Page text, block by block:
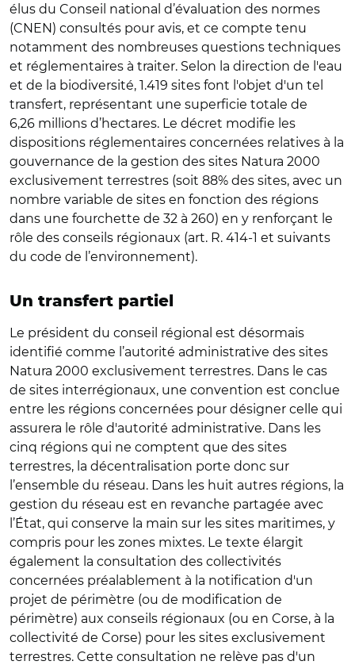
élus du Conseil national d’évaluation des normes
(CNEN) consultés pour avis, et ce compte tenu
notamment des nombreuses questions techniques
et réglementaires à traiter. Selon la direction de l'eau
et de la biodiversité, 1.419 sites font l'objet d'un tel
transfert, représentant une superficie totale de
6,26 millions d’hectares. Le décret modifie les
dispositions réglementaires concernées relatives à la
gouvernance de la gestion des sites Natura 2000
exclusivement terrestres (soit 88% des sites, avec un
nombre variable de sites en fonction des régions
dans une fourchette de 32 à 260) en y renforçant le
rôle des conseils régionaux (art. R. 414-1 et suivants
du code de l’environnement).
Un transfert partiel
Le président du conseil régional est désormais
identifié comme l’autorité administrative des sites
Natura 2000 exclusivement terrestres. Dans le cas
de sites interrégionaux, une convention est conclue
entre les régions concernées pour désigner celle qui
assurera le rôle d'autorité administrative. Dans les
cinq régions qui ne comptent que des sites
terrestres, la décentralisation porte donc sur
l’ensemble du réseau. Dans les huit autres régions, la
gestion du réseau est en revanche partagée avec
l’État, qui conserve la main sur les sites maritimes, y
compris pour les zones mixtes. Le texte élargit
également la consultation des collectivités
concernées préalablement à la notification d'un
projet de périmètre (ou de modification de
périmètre) aux conseils régionaux (ou en Corse, à la
collectivité de Corse) pour les sites exclusivement
terrestres. Cette consultation ne relève pas d'un